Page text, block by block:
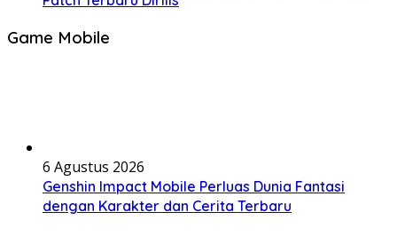
Game Mobile
6 Agustus 2026
Genshin Impact Mobile Perluas Dunia Fantasi
dengan Karakter dan Cerita Terbaru